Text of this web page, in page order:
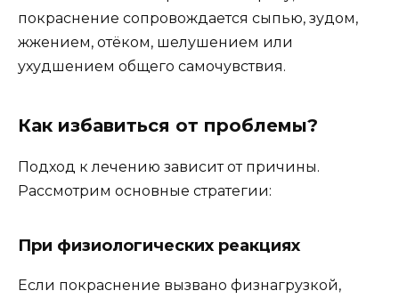
покраснение сопровождается сыпью, зудом,
жжением, отёком, шелушением или
ухудшением общего самочувствия.
Как избавиться от проблемы?
Подход к лечению зависит от причины.
Рассмотрим основные стратегии:
При физиологических реакциях
Если покраснение вызвано физнагрузкой,